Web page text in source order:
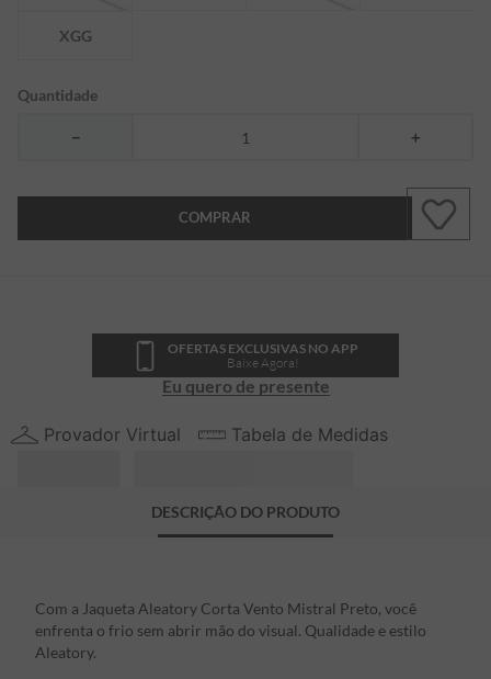
XGG
Quantidade
＋
－
COMPRAR
OFERTAS EXCLUSIVAS NO APP
Baixe Agora!
Eu quero de presente
Provador Virtual Tabela de Medidas
DESCRIÇÃO DO PRODUTO
Com a Jaqueta Aleatory Corta Vento Mistral Preto, você
enfrenta o frio sem abrir mão do visual. Qualidade e estilo
Aleatory.